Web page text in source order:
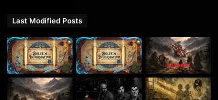
Last Modified Posts